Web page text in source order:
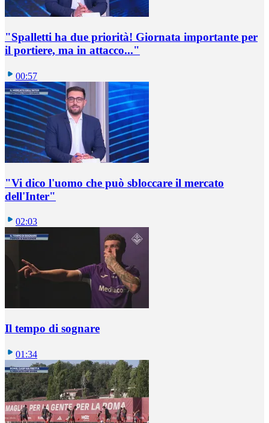
"Spalletti ha due priorità! Giornata importante per
il portiere, ma in attacco..."
00:57
"Vi dico l'uomo che può sbloccare il mercato
dell'Inter"
02:03
Il tempo di sognare
01:34